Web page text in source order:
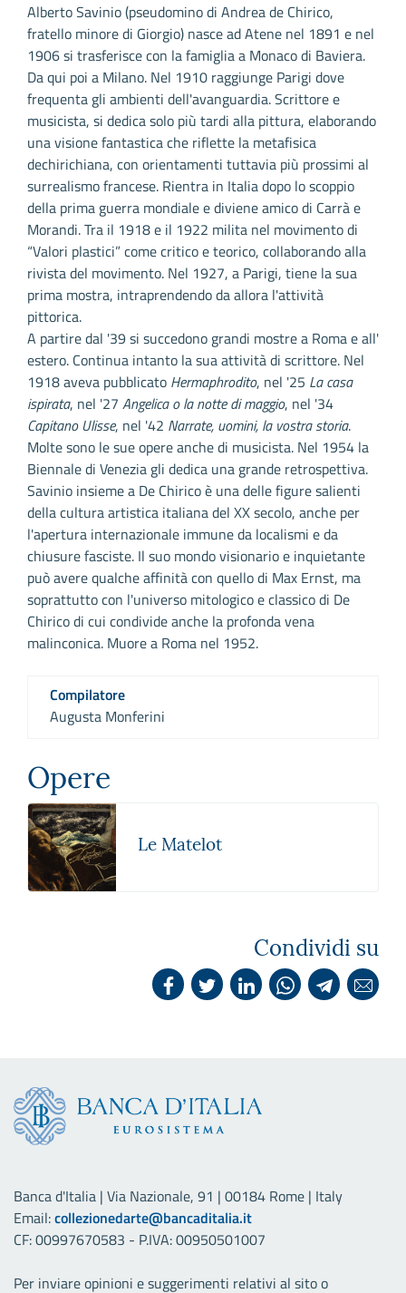
Alberto Savinio (pseudomino di Andrea de Chirico,
fratello minore di Giorgio) nasce ad Atene nel 1891 e nel
1906 si trasferisce con la famiglia a Monaco di Baviera.
Da qui poi a Milano. Nel 1910 raggiunge Parigi dove
frequenta gli ambienti dell'avanguardia. Scrittore e
musicista, si dedica solo più tardi alla pittura, elaborando
una visione fantastica che riflette la metafisica
dechirichiana, con orientamenti tuttavia più prossimi al
surrealismo francese. Rientra in Italia dopo lo scoppio
della prima guerra mondiale e diviene amico di Carrà e
Morandi. Tra il 1918 e il 1922 milita nel movimento di
“Valori plastici” come critico e teorico, collaborando alla
rivista del movimento. Nel 1927, a Parigi, tiene la sua
prima mostra, intraprendendo da allora l'attività
pittorica.
A partire dal '39 si succedono grandi mostre a Roma e all'
estero. Continua intanto la sua attività di scrittore. Nel
1918 aveva pubblicato Hermaphrodito, nel '25 La casa
ispirata, nel '27 Angelica o la notte di maggio, nel '34
Capitano Ulisse, nel '42 Narrate, uomini, la vostra storia.
Molte sono le sue opere anche di musicista. Nel 1954 la
Biennale di Venezia gli dedica una grande retrospettiva.
Savinio insieme a De Chirico è una delle figure salienti
della cultura artistica italiana del XX secolo, anche per
l'apertura internazionale immune da localismi e da
chiusure fasciste. Il suo mondo visionario e inquietante
può avere qualche affinità con quello di Max Ernst, ma
soprattutto con l'universo mitologico e classico di De
Chirico di cui condivide anche la profonda vena
malinconica. Muore a Roma nel 1952.
Compilatore
Augusta Monferini
Opere
Le Matelot
Condividi su
Banca d'Italia | Via Nazionale, 91 | 00184 Rome | Italy
Email:collezionedarte@bancaditalia.it
CF: 00997670583 - P.IVA: 00950501007
Per inviare opinioni e suggerimenti relativi al sito o